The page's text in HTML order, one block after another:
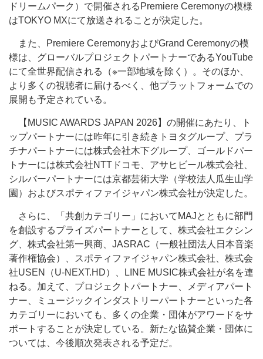
ドリームパーク）で開催されるPremiere Ceremonyの模様
はTOKYO MXにて放送されることが決定した。
また、Premiere CeremonyおよびGrand Ceremonyの模
様は、グローバルプロジェクトパートナーであるYouTube
にて全世界配信される（※一部地域を除く）。そのほか、
より多くの視聴者に届けるべく、他プラットフォームでの
展開も予定されている。
【MUSIC AWARDS JAPAN 2026】の開催にあたり、ト
ップパートナーには昨年に引き続きトヨタグループ、プラ
チナパートナーには株式会社木下グループ、ゴールドパー
トナーには株式会社NTTドコモ、アサヒビール株式会社、
シルバーパートナーには京都芸術大学（学校法人瓜生山学
園）およびスポティファイジャパン株式会社が決定した。
さらに、「共創カテゴリー」においてMAJとともに部門
を創設するプライズパートナーとして、株式会社エクシン
グ、株式会社第一興商、JASRAC（一般社団法人日本音楽
著作権協会）、スポティファイジャパン株式会社、株式会
社USEN（U-NEXT.HD）、LINE MUSIC株式会社が名を連
ねる。加えて、プロジェクトパートナー、メディアパート
ナー、ミュージックインダストリーパートナーといった各
カテゴリーにおいても、多くの企業・団体がアワードをサ
ポートすることが決定している。新たな協賛企業・団体に
ついては、今後順次発表される予定だ。